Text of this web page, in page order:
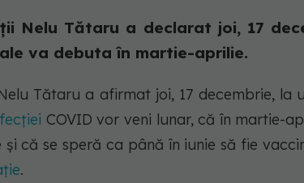
Nelu Tătaru a declarat joi, 17
va debuta în martie-aprilie.
Tătaru a afirmat joi, 17 decembrie, la
COVID vor veni lunar, că în martie-
că se speră ca până în iunie să fie
.